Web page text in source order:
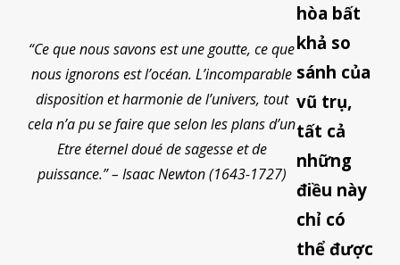
“Ce que nous savons est une goutte, ce que
nous ignorons est l’océan. L’incomparable
disposition et harmonie de l’univers, tout
cela n’a pu se faire que selon les plans d’un
Etre éternel doué de sagesse et de
puissance.” – Isaac Newton (1643-1727)
hòa bất
khả so
sánh của
vũ trụ,
tất cả
những
điều này
chỉ có
thể được